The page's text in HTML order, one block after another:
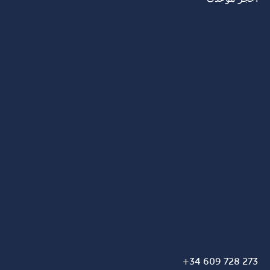
273 728 609 34+